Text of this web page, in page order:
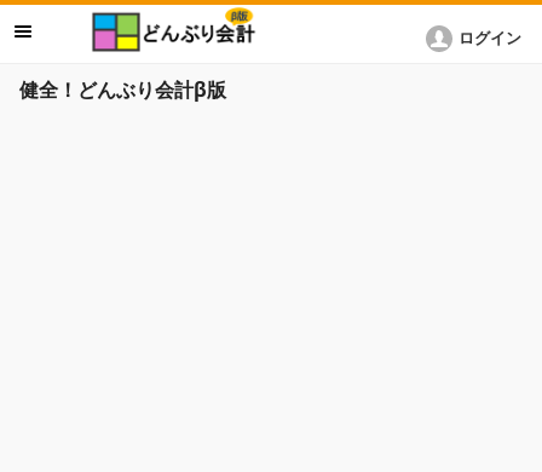
健全！どんぶり会計β版
ログイン